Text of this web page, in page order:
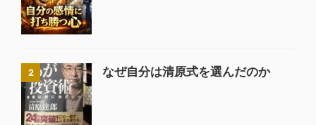
2 なぜ自分は清原式を選んだのか